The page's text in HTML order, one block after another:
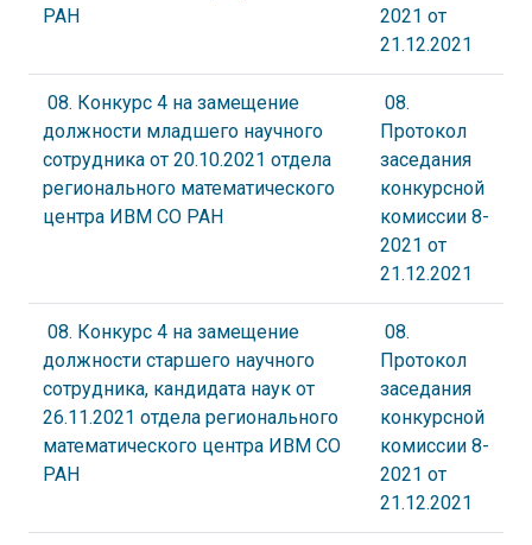
РАН
2021 от
21.12.2021
08. Конкурс 4 на замещение
должности младшего научного
сотрудника от 20.10.2021 отдела
регионального математического
центра ИВМ СО РАН
08.
Протокол
заседания
конкурсной
комиссии 8-
2021 от
21.12.2021
08. Конкурс 4 на замещение
должности старшего научного
сотрудника, кандидата наук от
26.11.2021 отдела регионального
математического центра ИВМ СО
РАН
08.
Протокол
заседания
конкурсной
комиссии 8-
2021 от
21.12.2021